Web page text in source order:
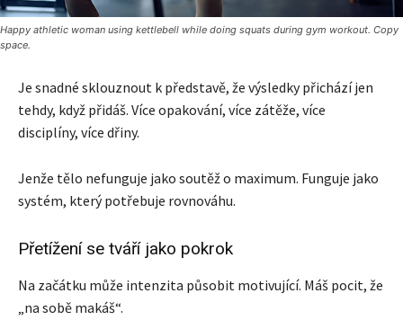
Happy athletic woman using kettlebell while doing squats during gym workout. Copy
space.
Je snadné sklouznout k představě, že výsledky přichází jen
tehdy, když přidáš. Více opakování, více zátěže, více
disciplíny, více dřiny.
Jenže tělo nefunguje jako soutěž o maximum. Funguje jako
systém, který potřebuje rovnováhu.
Přetížení se tváří jako pokrok
Na začátku může intenzita působit motivující. Máš pocit, že
„na sobě makáš“.